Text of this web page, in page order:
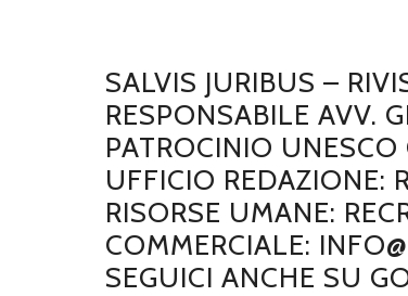
SALVIS JURIBUS –
RESPONSABILE AVV.
PATROCINIO
UFFICIO REDAZIONE:
RISORSE UMANE:
COMMERCIALE:
SEGUICI ANCHE SU